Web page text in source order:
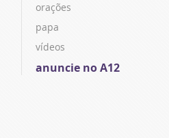
orações
papa
vídeos
anuncie no A12